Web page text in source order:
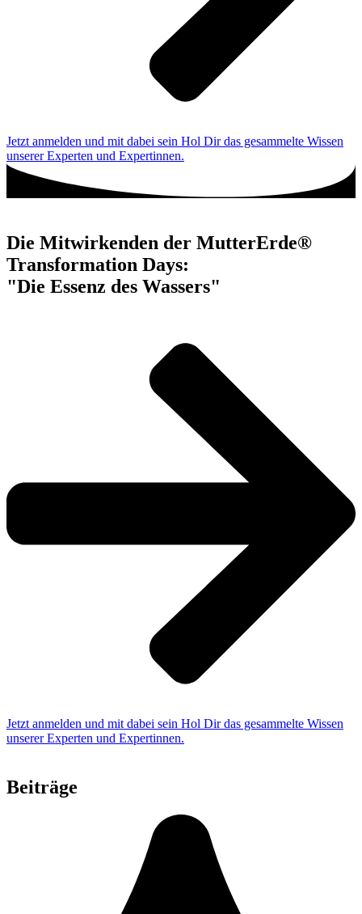
Jetzt anmelden und mit dabei sein Hol Dir das gesammelte Wissen
unserer Experten und Expertinnen.
Die Mitwirkenden der MutterErde®
Transformation Days:
"Die Essenz des Wassers"
Jetzt anmelden und mit dabei sein Hol Dir das gesammelte Wissen
unserer Experten und Expertinnen.
Beiträge